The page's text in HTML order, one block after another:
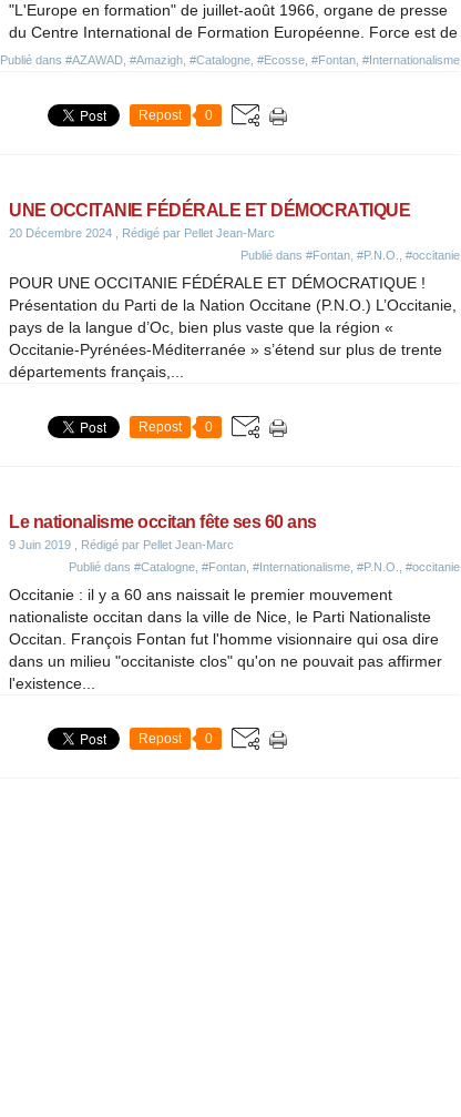
Publié dans #AZAWAD #Amazigh #Catalogne #Ecosse #Fontan #Internationalisme
"L'Europe en formation" de juillet-août 1966, organe de presse
du Centre International de Formation Européenne. Force est de
Repost 0
UNE OCCITANIE FÉDÉRALE ET DÉMOCRATIQUE
20 Décembre 2024 , Rédigé par Pellet Jean-Marc
Publié dans #Fontan #P.N.O. #occitanie
POUR UNE OCCITANIE FÉDÉRALE ET DÉMOCRATIQUE !
Présentation du Parti de la Nation Occitane (P.N.O.) L’Occitanie,
pays de la langue d’Oc, bien plus vaste que la région «
Occitanie-Pyrénées-Méditerranée » s’étend sur plus de trente
départements français,...
Repost 0
Le nationalisme occitan fête ses 60 ans
9 Juin 2019 , Rédigé par Pellet Jean-Marc
Publié dans #Catalogne #Fontan #Internationalisme #P.N.O. #occitanie
Occitanie : il y a 60 ans naissait le premier mouvement
nationaliste occitan dans la ville de Nice, le Parti Nationaliste
Occitan. François Fontan fut l'homme visionnaire qui osa dire
dans un milieu "occitaniste clos" qu'on ne pouvait pas affirmer
l'existence...
Repost 0